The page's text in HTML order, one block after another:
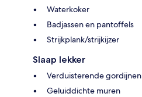
Waterkoker
Badjassen en pantoffels
Strijkplank/strijkijzer
Slaap lekker
Verduisterende gordijnen
Geluiddichte muren